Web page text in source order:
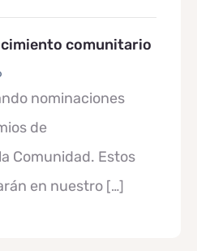
comunitario
nominaciones
de
Comunidad. Estos
en nuestro […]